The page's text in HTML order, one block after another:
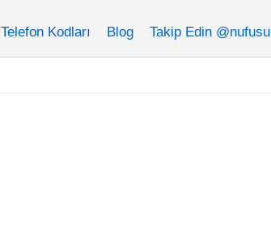
Telefon Kodları Blog Takip Edin @nufusu